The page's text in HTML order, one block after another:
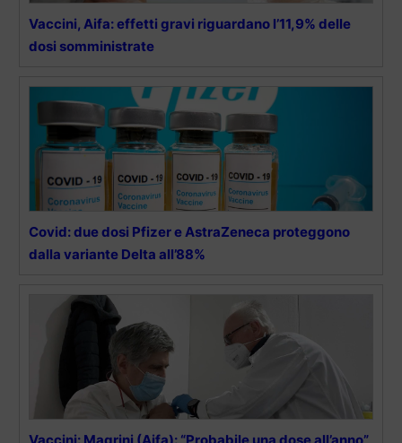
Vaccini, Aifa: effetti gravi riguardano l’11,9% delle
dosi somministrate
Covid: due dosi Pfizer e AstraZeneca proteggono
dalla variante Delta all’88%
Vaccini: Magrini (Aifa): “Probabile una dose all’anno”